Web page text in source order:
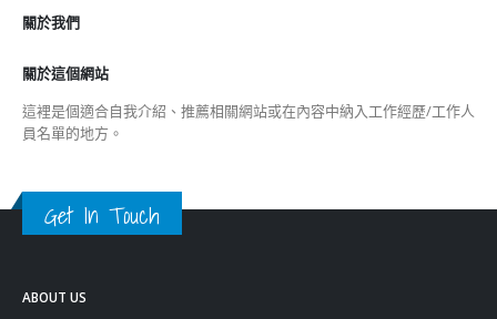
關於我們
關於這個網站
這裡是個適合自我介紹、推薦相關網站或在內容中納入工作經歷/工作人
員名單的地方。
Get In Touch
ABOUT US